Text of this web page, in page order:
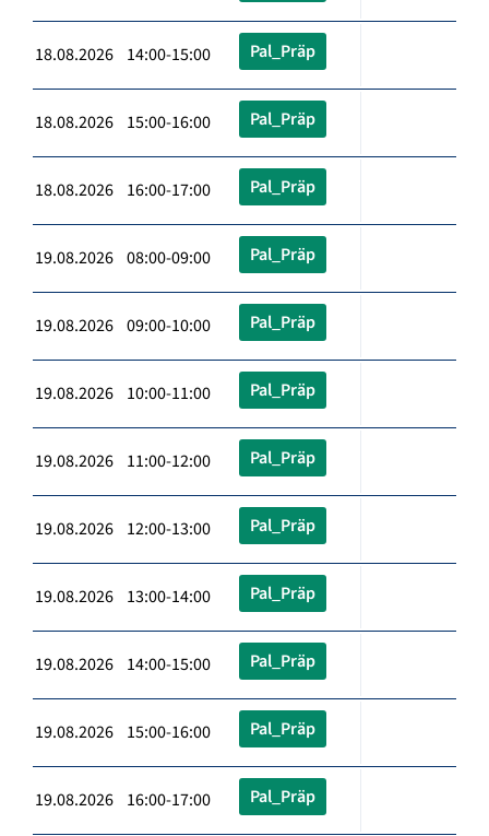
18.08.2026 14:00-15:00 Pal_Präp
18.08.2026 15:00-16:00 Pal_Präp
18.08.2026 16:00-17:00 Pal_Präp
19.08.2026 08:00-09:00 Pal_Präp
19.08.2026 09:00-10:00 Pal_Präp
19.08.2026 10:00-11:00 Pal_Präp
19.08.2026 11:00-12:00 Pal_Präp
19.08.2026 12:00-13:00 Pal_Präp
19.08.2026 13:00-14:00 Pal_Präp
19.08.2026 14:00-15:00 Pal_Präp
19.08.2026 15:00-16:00 Pal_Präp
19.08.2026 16:00-17:00 Pal_Präp